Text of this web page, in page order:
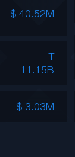
$ 40.52M
T
11.15B
$ 3.03M